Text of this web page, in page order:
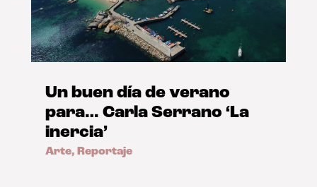
Un buen día de verano
para… Carla Serrano ‘La
inercia’
Arte, Reportaje